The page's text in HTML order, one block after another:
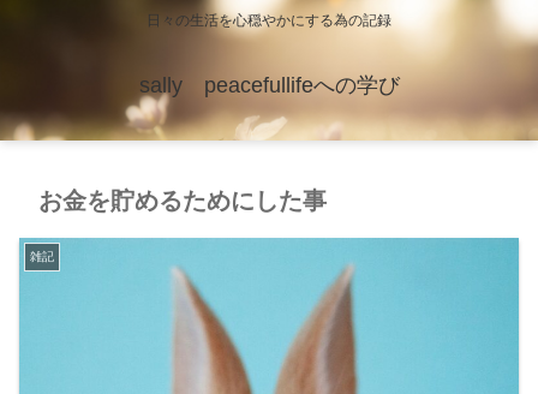
日々の生活を心穏やかにする為の記録
sally peacefullifeへの学び
お金を貯めるためにした事
雑記